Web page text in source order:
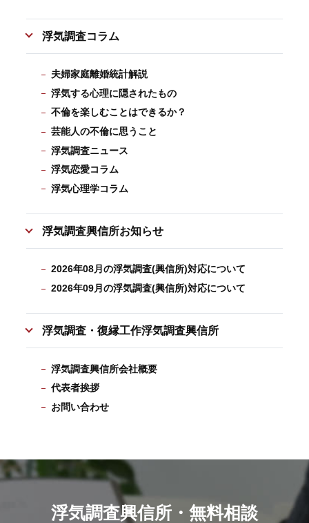
浮気調査コラム
夫婦家庭離婚統計解説
浮気する心理に隠されたもの
不倫を楽しむことはできるか？
芸能人の不倫に思うこと
浮気調査ニュース
浮気恋愛コラム
浮気心理学コラム
浮気調査興信所お知らせ
2026年08月の浮気調査(興信所)対応について
2026年09月の浮気調査(興信所)対応について
浮気調査・復縁工作浮気調査興信所
浮気調査興信所会社概要
代表者挨拶
お問い合わせ
浮気調査興信所・無料相談